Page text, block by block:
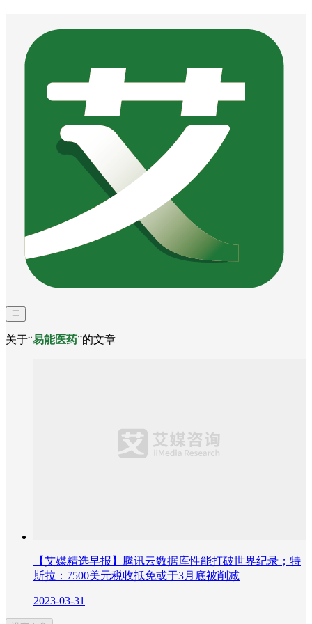
关于“易能医药”的文章
【艾媒精选早报】腾讯云数据库性能打破世界纪录；特
斯拉：7500美元税收抵免或于3月底被削减
2023-03-31